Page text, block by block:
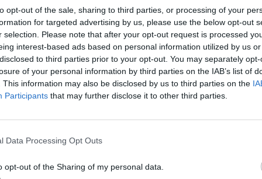
opt-out of the sale, sharing to third parties, or processing of your
for targeted advertising by us, please use the below opt-out
selection. Please note that after your opt-out request is processed
interest-based ads based on personal information utilized by us
to third parties prior to your opt-out. You may separately
of your personal information by third parties on the IAB’s list of
This information may also be disclosed by us to third parties on the
Participants that may further disclose it to other third parties.
Data Processing Opt Outs
opt-out of the Sharing of my personal data.
για 2η χρονιά στο Βασιλικό Θέατρο
στο Βασιλικό Θέατρο
Τελετή Απονομής Βραβείων 2022 – 2023
για όλους έρχεται τον Οκτώβριο 2023